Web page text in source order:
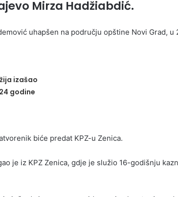
Mirza Hadžiabdić.
uhapšen na području opštine Novi Grad, u
izašao
godine
biće predat KPZ-u Zenica.
je iz KPZ Zenica, gdje je služio 16-godišnju